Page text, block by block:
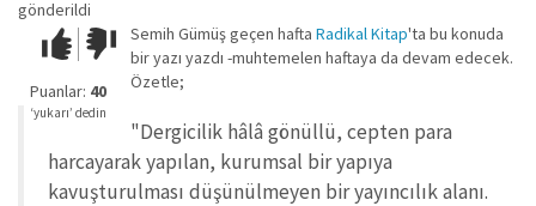
gönderildi
Çok iyi!O
kadar
iyi
değil!
Puanlar: 40
‘yukarı’ dedin
Semih Gümüş geçen hafta Radikal Kitap'ta bu konuda
bir yazı yazdı -muhtemelen haftaya da devam edecek.
Özetle;
"Dergicilik hâlâ gönüllü, cepten para
harcayarak yapılan, kurumsal bir yapıya
kavuşturulması düşünülmeyen bir yayıncılık alanı.